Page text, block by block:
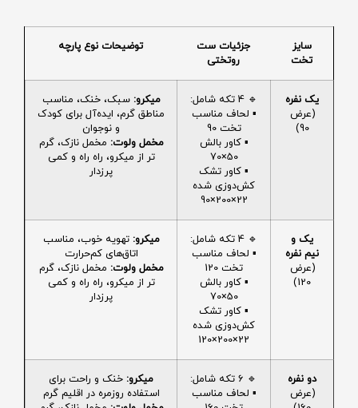
سایز
تخت
جزئیات ست
روتختی
توضیحات نوع پارچه
یک نفره
(عرض
90)
🔹 4 تکه شامل:
▪️ لحاف مناسب
تخت 90
▪️ کاور بالش
50×70
▪️ کاور تشک
کش‌دوزی شده
22×200×90
میکرو: سبک، خنک، مناسب
مناطق گرم، ایده‌آل برای کودک
و نوجوان
مخمل ولوت: مخمل نازک، گرم
تر از میکرو، راه راه و کمی
پرزدار
یک و
نیم نفره
(عرض
120)
🔹 4 تکه شامل:
▪️ لحاف مناسب
تخت 120
▪️ کاور بالش
50×70
▪️ کاور تشک
کش‌دوزی شده
22×200×120
میکرو: تهویه خوب، مناسب
اتاق‌های کم‌حرارت
مخمل ولوت: مخمل نازک، گرم
تر از میکرو، راه راه و کمی
پرزدار
دو نفره
(عرض
🔹 6 تکه شامل:
▪️ لحاف مناسب
میکرو: خنک و راحت برای
استفاده روزمره در اقلیم گرم